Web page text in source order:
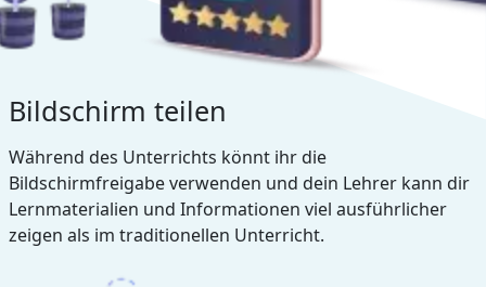
Bildschirm teilen
Während des Unterrichts könnt ihr die
Bildschirmfreigabe verwenden und dein Lehrer kann dir
Lernmaterialien und Informationen viel ausführlicher
zeigen als im traditionellen Unterricht.